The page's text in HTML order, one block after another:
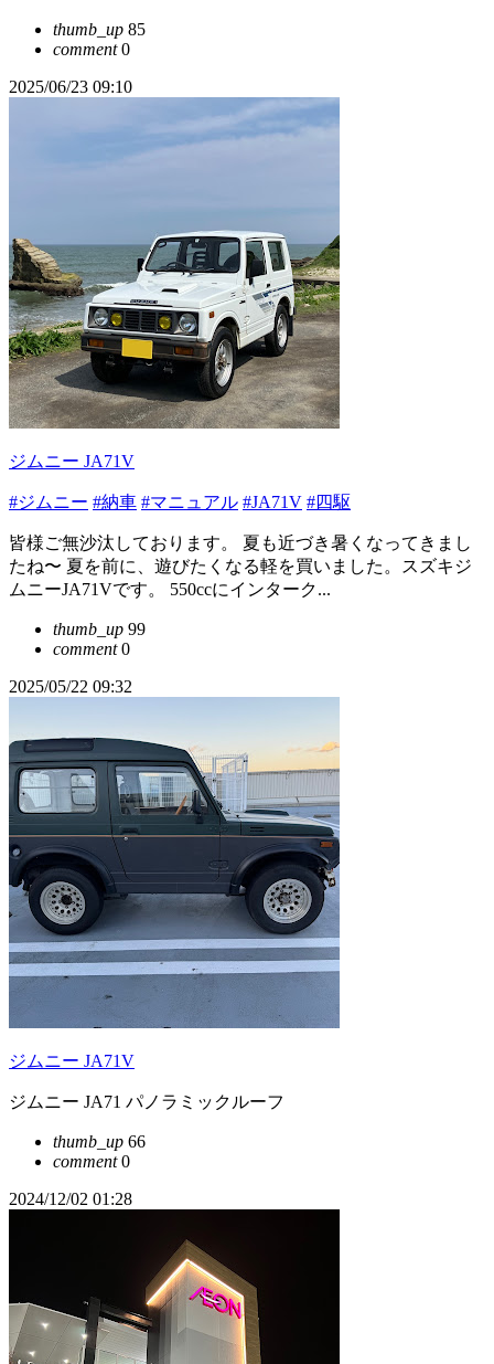
thumb_up 85
comment0
2025/06/23 09:10
ジムニー JA71V
#ジムニー #納車 #マニュアル #JA71V #四駆
皆様ご無沙汰しております。 夏も近づき暑くなってきまし
たね〜 夏を前に、遊びたくなる軽を買いました。スズキジ
ムニーJA71Vです。 550ccにインターク...
thumb_up 99
comment0
2025/05/22 09:32
ジムニー JA71V
ジムニー JA71 パノラミックルーフ
thumb_up 66
comment0
2024/12/02 01:28